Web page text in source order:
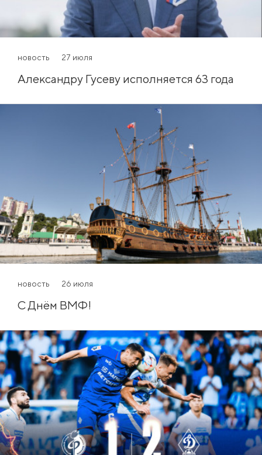
новость 27 июля
Александру Гусеву исполняется 63 года
новость 26 июля
С Днём ВМФ!